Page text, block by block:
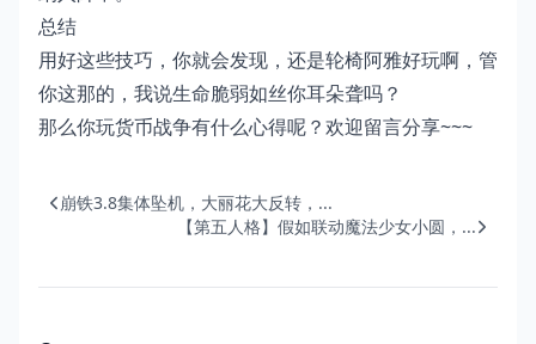
总结
用好这些技巧，你就会发现，还是轮椅阿雅好玩啊，管
你这那的，我说生命脆弱如丝你耳朵聋吗？
那么你玩货币战争有什么心得呢？欢迎留言分享~~~
崩铁3.8集体坠机，大丽花大反转，...
【第五人格】假如联动魔法少女小圆，...